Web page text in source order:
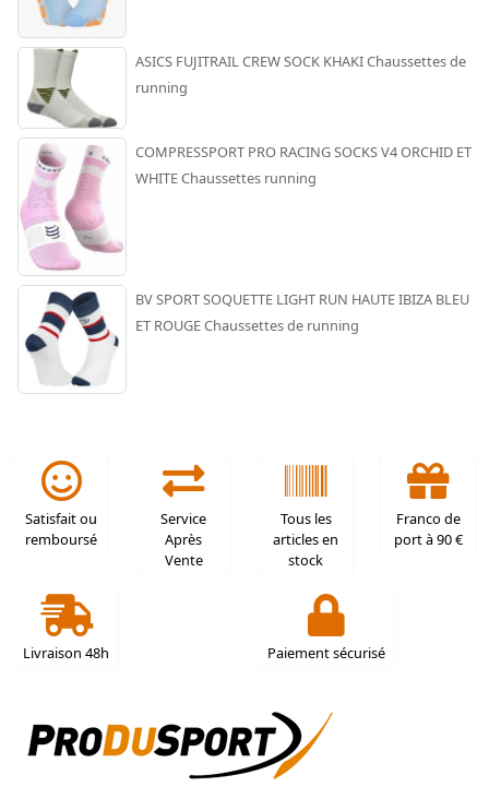
ASICS FUJITRAIL CREW SOCK KHAKI Chaussettes de
running
COMPRESSPORT PRO RACING SOCKS V4 ORCHID ET
WHITE Chaussettes running
BV SPORT SOQUETTE LIGHT RUN HAUTE IBIZA BLEU
ET ROUGE Chaussettes de running
Satisfait ou
remboursé
Service
Après
Vente
Tous les
articles en
stock
Franco de
port à 90 €
Livraison 48h Paiement sécurisé